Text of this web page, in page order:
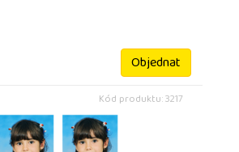
Objednat
Kód produktu: 3217